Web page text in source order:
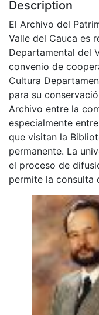
Description
El Archivo del
Valle del Cauca es
Departamental del
convenio de
Cultura
para su
Archivo entre la
especialmente
que visitan la
permanente. La
el proceso de
permite la consulta